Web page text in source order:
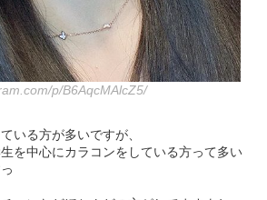
p/B6AqcMAlcZ5/
いる方が多いですが、
を中心にカラコンをしている方って多い